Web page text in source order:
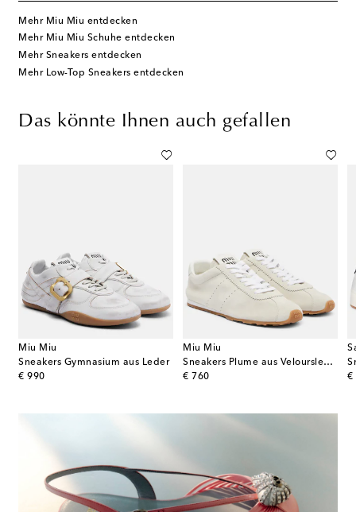
Mehr Miu Miu entdecken
Mehr Miu Miu Schuhe entdecken
Mehr Sneakers entdecken
Mehr Low-Top Sneakers entdecken
Das könnte Ihnen auch gefallen
Miu Miu
Sneakers Gymnasium aus Leder
€ 990
original price
Miu Miu
Sneakers Plume aus Veloursleder
€ 760
original price
€